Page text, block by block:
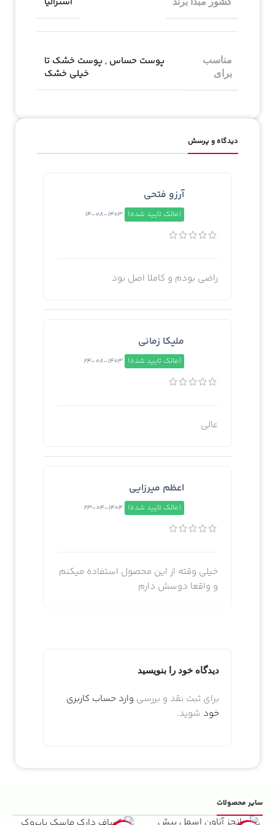
مناسب
برای
پوست حساس ,پوست خشک تا
خیلی خشک
دیدگاه و پرسش
آرزو فتحی
(مالک تایید شده) 1403-08-14
راضی بودم و کاملا اصل بود
ملیکا زمانی
(مالک تایید شده) 1403-08-24
عالی
اعظم میرزایی
(مالک تایید شده) 1404-04-23
خیلی وقته از این محصول استفاده میکنم
و واقعا دوسش دارم
دیدگاه خود را بنویسید
برای ثبت نقد و بررسی وارد حساب کاربری
خود شوید.
سایر محصولات